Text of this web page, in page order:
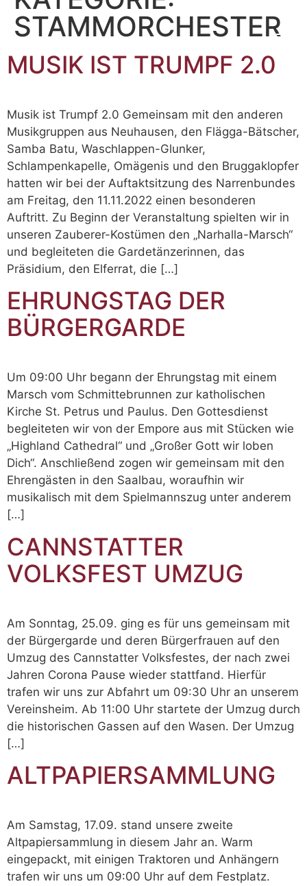
STAMMORCHESTER
MUSIK IST TRUMPF 2.0
Musik ist Trumpf 2.0 Gemeinsam mit den anderen
Musikgruppen aus Neuhausen, den Flägga-Bätscher,
Samba Batu, Waschlappen-Glunker,
Schlampenkapelle, Omägenis und den Bruggaklopfer
hatten wir bei der Auftaktsitzung des Narrenbundes
am Freitag, den 11.11.2022 einen besonderen
Auftritt. Zu Beginn der Veranstaltung spielten wir in
unseren Zauberer-Kostümen den „Narhalla-Marsch“
und begleiteten die Gardetänzerinnen, das
Präsidium, den Elferrat, die […]
EHRUNGSTAG DER
BÜRGERGARDE
Um 09:00 Uhr begann der Ehrungstag mit einem
Marsch vom Schmittebrunnen zur katholischen
Kirche St. Petrus und Paulus. Den Gottesdienst
begleiteten wir von der Empore aus mit Stücken wie
„Highland Cathedral“ und „Großer Gott wir loben
Dich“. Anschließend zogen wir gemeinsam mit den
Ehrengästen in den Saalbau, woraufhin wir
musikalisch mit dem Spielmannszug unter anderem
[…]
CANNSTATTER
VOLKSFEST UMZUG
Am Sonntag, 25.09. ging es für uns gemeinsam mit
der Bürgergarde und deren Bürgerfrauen auf den
Umzug des Cannstatter Volksfestes, der nach zwei
Jahren Corona Pause wieder stattfand. Hierfür
trafen wir uns zur Abfahrt um 09:30 Uhr an unserem
Vereinsheim. Ab 11:00 Uhr startete der Umzug durch
die historischen Gassen auf den Wasen. Der Umzug
[…]
ALTPAPIERSAMMLUNG
Am Samstag, 17.09. stand unsere zweite
Altpapiersammlung in diesem Jahr an. Warm
eingepackt, mit einigen Traktoren und Anhängern
trafen wir uns um 09:00 Uhr auf dem Festplatz.